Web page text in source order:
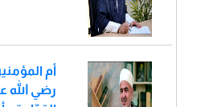
أم
رضي الله